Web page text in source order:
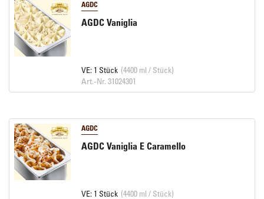
AGDC
AGDC Vaniglia
VE: 1 Stück (4400 ml / Stück)
Art.-Nr. 31024301
AGDC
AGDC Vaniglia E Caramello
VE: 1 Stück (4400 ml / Stück)